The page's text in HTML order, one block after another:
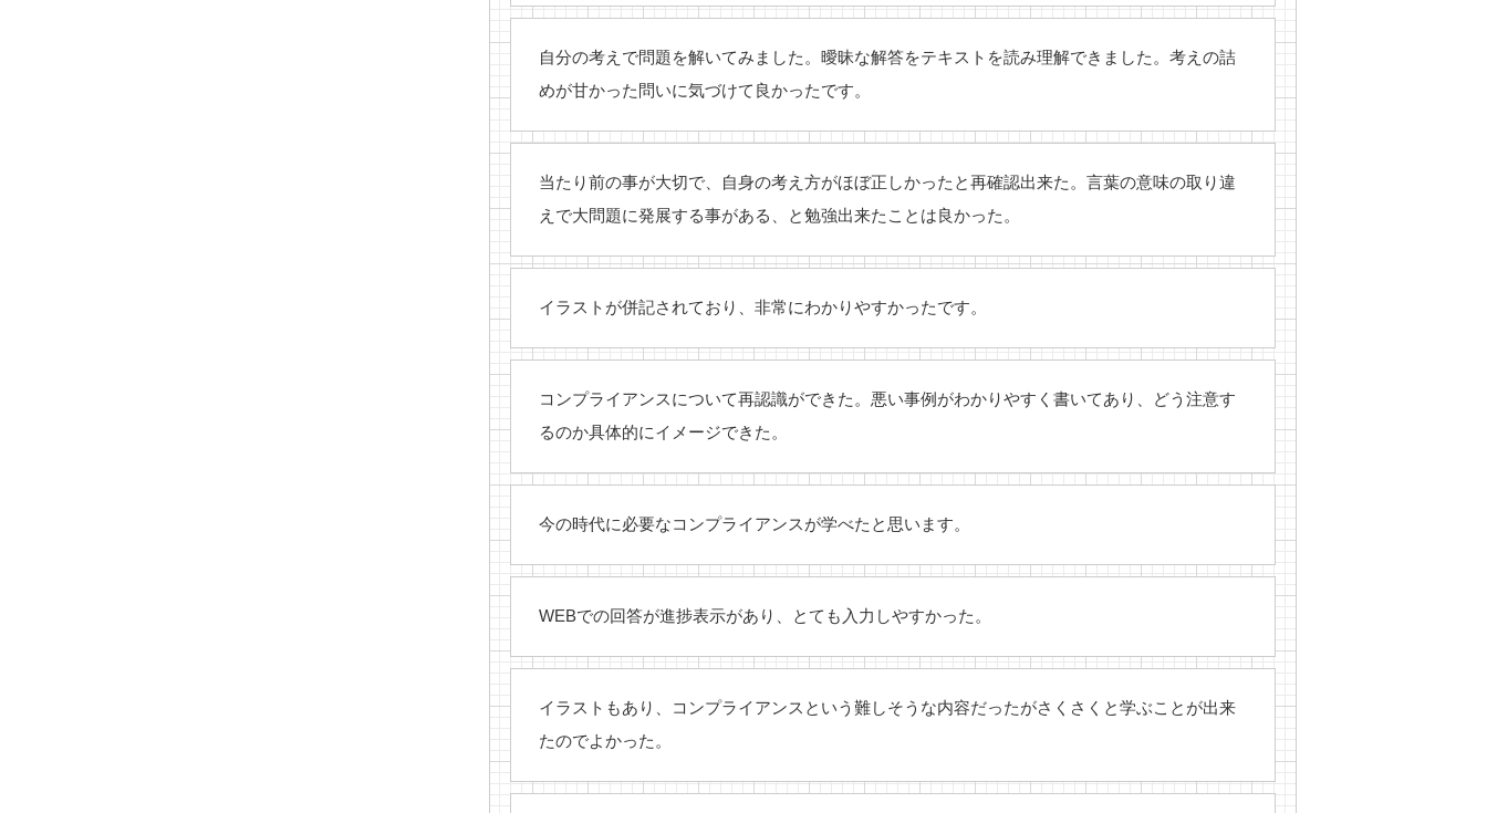
自分の考えで問題を解いてみました。曖昧な解答をテキストを読み理解できました。考えの詰
めが甘かった問いに気づけて良かったです。
当たり前の事が大切で、自身の考え方がほぼ正しかったと再確認出来た。言葉の意味の取り違
えで大問題に発展する事がある、と勉強出来たことは良かった。
イラストが併記されており、非常にわかりやすかったです。
コンプライアンスについて再認識ができた。悪い事例がわかりやすく書いてあり、どう注意す
るのか具体的にイメージできた。
今の時代に必要なコンプライアンスが学べたと思います。
WEBでの回答が進捗表示があり、とても入力しやすかった。
イラストもあり、コンプライアンスという難しそうな内容だったがさくさくと学ぶことが出来
たのでよかった。